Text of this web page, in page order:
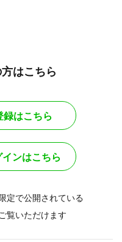
はこちら
録はこちら
ンはこちら
定で公開されている
覧いただけます